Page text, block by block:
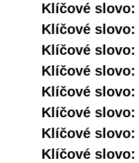
Klíčové slovo:
Klíčové slovo:
Klíčové slovo:
Klíčové slovo:
Klíčové slovo:
Klíčové slovo:
Klíčové slovo:
Klíčové slovo: